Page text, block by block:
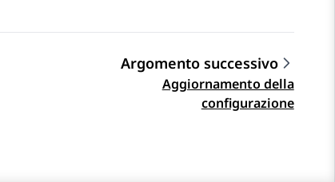
Argomento successivo
Aggiornamento della
configurazione